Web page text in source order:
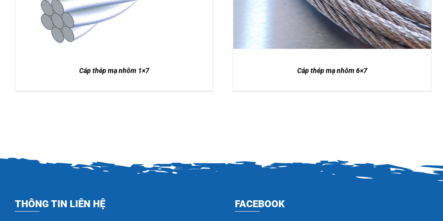
Cáp thép mạ nhôm 1×7 Cáp thép mạ nhôm 6×7
THÔNG TIN LIÊN HỆ FACEBOOK